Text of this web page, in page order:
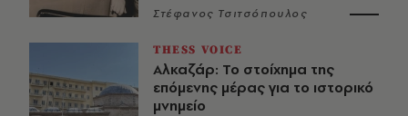
Στέφανος Τσιτσόπουλος
THESS VOICE
Αλκαζάρ: Το στοίχημα της
επόμενης μέρας για το ιστορικό
μνημείο